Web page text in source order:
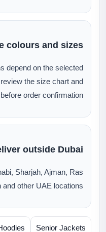
colours and sizes?
depend on the selected
the size chart and
order confirmation.
outside Dubai?
Sharjah, Ajman, Ras
other UAE locations.
Senior Jackets